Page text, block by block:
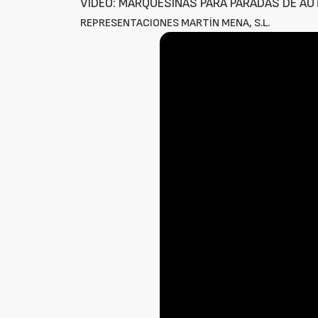
VÍDEO: MARQUESINAS PARA PARADAS DE
REPRESENTACIONES MARTÍN MENA, S.L.